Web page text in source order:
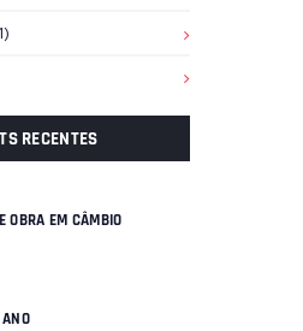
RECENTES
OBRA EM CÂMBIO